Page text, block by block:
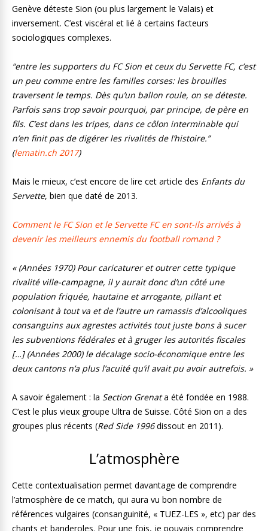
Genève déteste Sion (ou plus largement le Valais) et
inversement. C’est viscéral et lié à certains facteurs
sociologiques complexes.
“entre les supporters du FC Sion et ceux du Servette FC, c’est
un peu comme entre les familles corses: les brouilles
traversent le temps. Dès qu’un ballon roule, on se déteste.
Parfois sans trop savoir pourquoi, par principe, de père en
fils. C’est dans les tripes, dans ce côlon interminable qui
n’en finit pas de digérer les rivalités de l’histoire.”
(lematin.ch 2017)
Mais le mieux, c’est encore de lire cet article des Enfants du
Servette, bien que daté de 2013.
Comment le FC Sion et le Servette FC en sont-ils arrivés à
devenir les meilleurs ennemis du football romand ?
« (Années 1970) Pour caricaturer et outrer cette typique
rivalité ville-campagne, il y aurait donc d’un côté une
population friquée, hautaine et arrogante, pillant et
colonisant à tout va et de l’autre un ramassis d’alcooliques
consanguins aux agrestes activités tout juste bons à sucer
les subventions fédérales et à gruger les autorités fiscales
[…] (Années 2000) le décalage socio-économique entre les
deux cantons n’a plus l’acuité qu’il avait pu avoir autrefois. »
A savoir également : la Section Grenata été fondée en 1988.
C’est le plus vieux groupe Ultra de Suisse. Côté Sion on a des
groupes plus récents (Red Side 1996dissout en 2011).
L’atmosphère
Cette contextualisation permet davantage de comprendre
l’atmosphère de ce match, qui aura vu bon nombre de
références vulgaires (consanguinité, « TUEZ-LES », etc) par des
chants et banderoles. Pour une fois, je pouvais comprendre